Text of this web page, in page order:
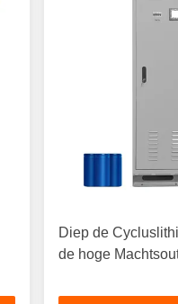
Diep de
de hoge